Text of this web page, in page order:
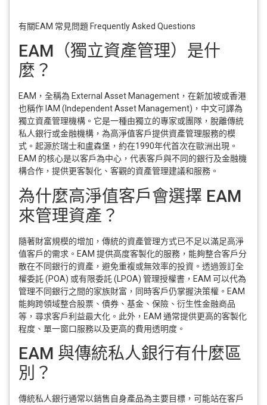
有關EAM 常見問題 Frequently Asked Questions
EAM（獨立資產管理）是什
麼？
EAM，全稱為 External Asset Management，在新加坡或香港
也稱作 IAM (Independent Asset Management)，中文可譯為
獨立資產管理機構。它是一種由獨立的專家或團隊，脫離傳統
私人銀行或金融機構，為高淨值客戶提供資產管理服務的模
式。起源於瑞士和盧森堡，約在1990年代首次在歐洲出現。
EAM 的核心是以客戶為中心，代表客戶與不同的銀行及金融機
構合作，提供更客製化、客觀的資產管理建議和服務。
為什麼高淨值客戶會選擇 EAM
來管理資產？
隨著財富規模的增加，傳統的資產管理方式已不足以滿足高淨
值客戶的需求。EAM 提供高度客製化的服務，能夠整合客戶分
散在不同銀行的資產，避免重複或無效率的投資。透過簽訂全
權委託 (POA) 或有限委託 (LPOA) 管理授權書，EAM 可以代為
管理不同銀行之間的家族財富，同時客戶仍掌握決策權。EAM
能夠跨領域整合股票、債券、基金、保險、衍生性金融商品
等，尋求客戶利益最大化。此外，EAM 通常提供更高的客製化
程度、單一窗口服務以及更高的費用透明度。
EAM 與傳統私人銀行有什麼區
別？
傳統私人銀行通常以銷售自身產品為主要目標，可能站在客戶